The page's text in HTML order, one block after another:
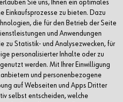
Sie uns, Ihnen ein optimales
Einkaufsprozesse zu bieten. Dazu
die für den Betrieb der Seite
und Anwendungen
zu Statistik- und Analysezwecken, für
personalisierter Inhalte oder zu
werden. Mit Ihrer Einwilligung
und personenbezogene
auf Webseiten und Apps Dritter
selbst entscheiden, welche